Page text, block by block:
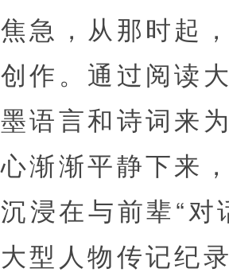
焦急，从那时起
创作。通过阅读
墨语言和诗词来
心渐渐平静下来
沉浸在与前辈“
大型人物传记纪